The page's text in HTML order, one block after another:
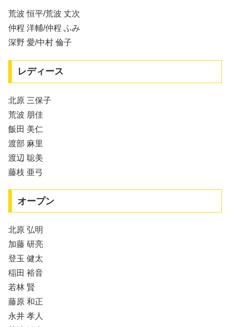
荒波 恒平/荒波 丈次
仲程 洋輔/仲程 ふみ
深野 愛/中村 倫子
レディース
北原 三保子
荒波 朋佳
飯田 美仁
渡部 麻里
渡辺 聡美
藤枝 亜弓
オープン
北原 弘明
加藤 研亮
登玉 健太
稲田 裕音
若林 賢
藤原 和正
永井 孝人